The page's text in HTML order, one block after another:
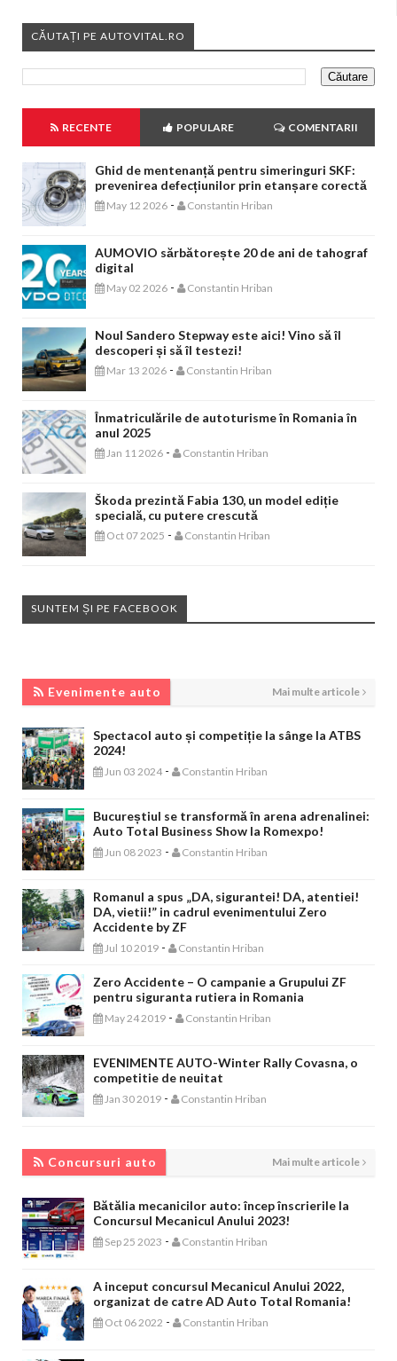
CĂUTAȚI PE AUTOVITAL.RO
RECENTE POPULARE COMENTARII
Ghid de mentenanță pentru simeringuri SKF:
prevenirea defecțiunilor prin etanșare corectă
May 12 2026 - Constantin Hriban
AUMOVIO sărbătorește 20 de ani de tahograf
digital
May 02 2026 - Constantin Hriban
Noul Sandero Stepway este aici! Vino să îl
descoperi și să îl testezi!
Mar 13 2026 - Constantin Hriban
Înmatriculările de autoturisme în Romania în
anul 2025
Jan 11 2026 - Constantin Hriban
Škoda prezintă Fabia 130, un model ediție
specială, cu putere crescută
Oct 07 2025 - Constantin Hriban
SUNTEM ȘI PE FACEBOOK
Evenimente auto Mai multe articole
Spectacol auto și competiție la sânge la ATBS
2024!
Jun 03 2024 - Constantin Hriban
Bucureștiul se transformă în arena adrenalinei:
Auto Total Business Show la Romexpo!
Jun 08 2023 - Constantin Hriban
Romanul a spus „DA, sigurantei! DA, atentiei!
DA, vietii!” in cadrul evenimentului Zero
Accidente by ZF
Jul 10 2019 - Constantin Hriban
Zero Accidente – O campanie a Grupului ZF
pentru siguranta rutiera in Romania
May 24 2019 - Constantin Hriban
EVENIMENTE AUTO-Winter Rally Covasna, o
competitie de neuitat
Jan 30 2019 - Constantin Hriban
Concursuri auto Mai multe articole
Bătălia mecanicilor auto: încep înscrierile la
Concursul Mecanicul Anului 2023!
Sep 25 2023 - Constantin Hriban
A inceput concursul Mecanicul Anului 2022,
organizat de catre AD Auto Total Romania!
Oct 06 2022 - Constantin Hriban